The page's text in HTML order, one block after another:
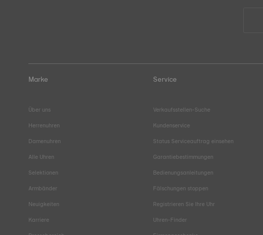
Marke
Über uns
Herrenuhren
Damenuhren
Alle Uhren
Selektionen
Armbänder
Neuigkeiten
Karriere
Service
Verkaufsstellen-Suche
Kundenservice
Status Serviceauftrag einsehen
Garantiebestimmungen
Bedienungsanleitungen
Fälschungen stoppen
Registrieren Sie Ihre Uhr
Uhren-Finder